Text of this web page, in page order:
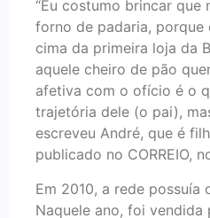
“Eu costumo brincar que
forno de padaria, porque
cima da primeira loja da
aquele cheiro de pão
afetiva com o ofício é o
trajetória dele (o pai),
escreveu André, que é
publicado no CORREIO,
Em 2010, a rede possuía
Naquele ano, foi